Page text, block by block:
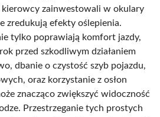
kierowcy zainwestowali w okulary
zredukują efekty oślepienia.
tylko poprawiają komfort jazdy,
przed szkodliwym działaniem
dbanie o czystość szyb pojazdu,
oraz korzystanie z osłon
znacząco zwiększyć widoczność
Przestrzeganie tych prostych